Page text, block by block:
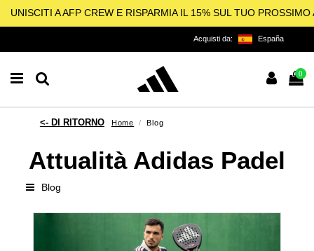
UNISCITI A AFP CREW E RISPARMIA IL 15% SUL TUO PROSSIMO
Acquisti da: España
0
Home Blog
Attualità Adidas Padel
Blog